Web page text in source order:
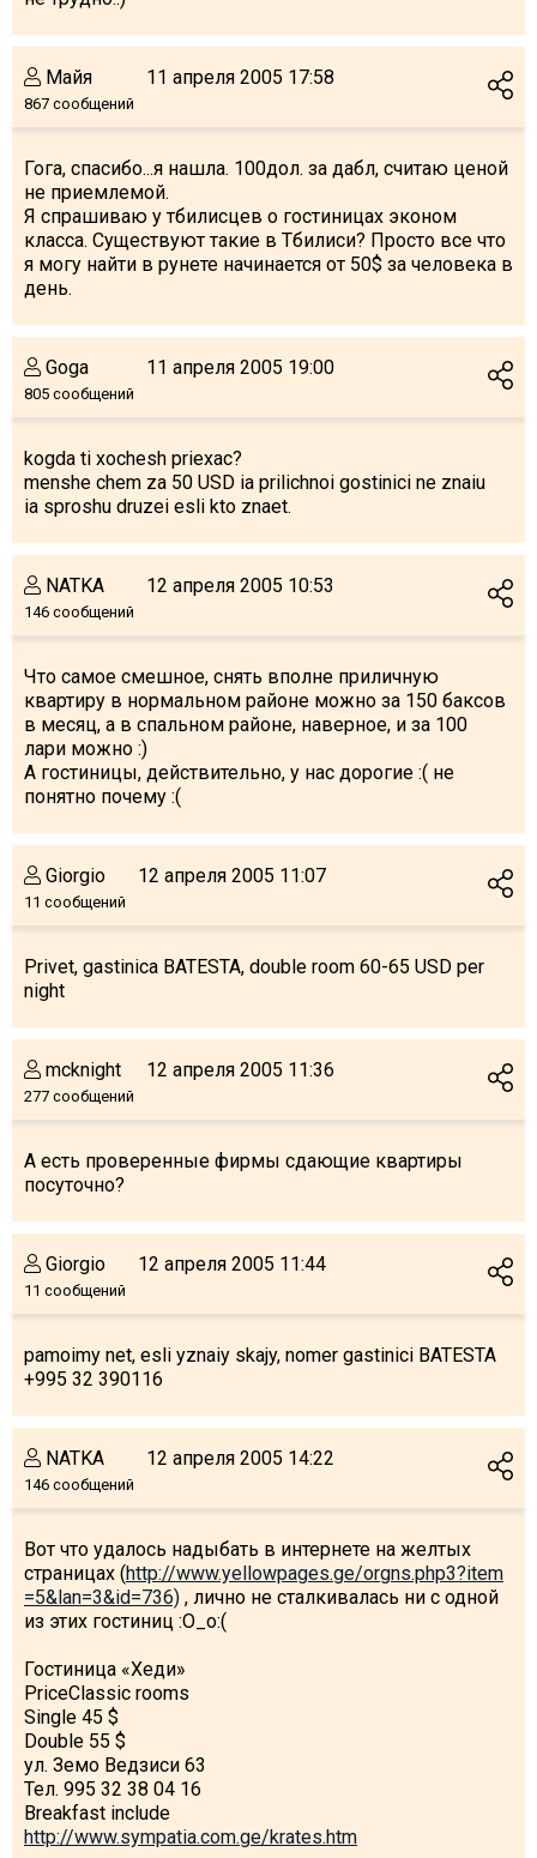
Майя
867 сообщений
11 апреля 2005 17:58
Гога, спасибо...я нашла. 100дол. за дабл, считаю ценой
не приемлемой.
Я спрашиваю у тбилисцев о гостиницах эконом
класса. Существуют такие в Тбилиси? Просто все что
я могу найти в рунете начинается от 50$ за человека в
день.
Goga
805 сообщений
11 апреля 2005 19:00
kogda ti xochesh priexac?
menshe chem za 50 USD ia prilichnoi gostinici ne znaiu
ia sproshu druzei esli kto znaet.
NATKA
146 сообщений
12 апреля 2005 10:53
Что самое смешное, снять вполне приличную
квартиру в нормальном районе можно за 150 баксов
в месяц, а в спальном районе, наверное, и за 100
лари можно :)
А гостиницы, действительно, у нас дорогие :( не
понятно почему :(
Giorgio
11 сообщений
12 апреля 2005 11:07
Privet, gastinica BATESTA, double room 60-65 USD per
night
mcknight
277 сообщений
12 апреля 2005 11:36
А есть проверенные фирмы сдающие квартиры
посуточно?
Giorgio
11 сообщений
12 апреля 2005 11:44
pamoimy net, esli yznaiy skajy, nomer gastinici BATESTA
+995 32 390116
NATKA
146 сообщений
12 апреля 2005 14:22
Вот что удалось надыбать в интернете на желтых
страницах (http://www.yellowpages.ge/orgns.php3?item
=5&lan=3&id=736) , лично не сталкивалась ни с одной
из этих гостиниц :O_o:(
Гостиница «Хеди»
PriceClassic rooms
Single 45 $
Double 55 $
ул. Земо Ведзиси 63
Тел. 995 32 38 04 16
Breakfast include
http://www.sympatia.com.ge/krates.htm
Другое
О Грузии
Визы и Документы
Что пить?
Мобильная связь
Галерея
Безопасность